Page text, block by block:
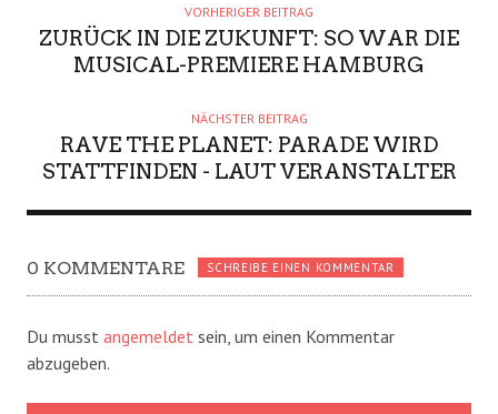
VORHERIGER BEITRAG
ZURÜCK IN DIE ZUKUNFT: SO WAR DIE
MUSICAL-PREMIERE HAMBURG
NÄCHSTER BEITRAG
RAVE THE PLANET: PARADE WIRD
STATTFINDEN - LAUT VERANSTALTER
0 KOMMENTARE SCHREIBE EINEN KOMMENTAR
Du musst angemeldet sein, um einen Kommentar
abzugeben.